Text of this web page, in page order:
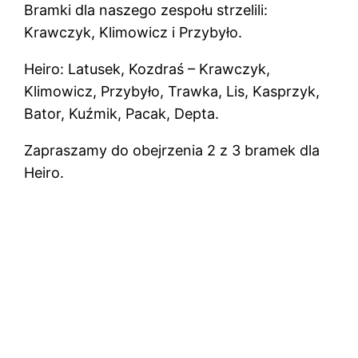
Bramki dla naszego zespołu strzelili:
Krawczyk, Klimowicz i Przybyło.
Heiro: Latusek, Kozdraś – Krawczyk,
Klimowicz, Przybyło, Trawka, Lis, Kasprzyk,
Bator, Kuźmik, Pacak, Depta.
Zapraszamy do obejrzenia 2 z 3 bramek dla
Heiro.